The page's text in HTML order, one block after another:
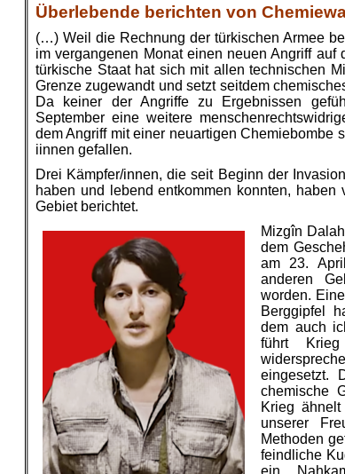
Überlebende berichten von
(…) Weil die Rechnung der türkischen Armee
im vergangenen Monat einen neuen Angriff
türkische Staat hat sich mit allen technischen
Grenze zugewandt und setzt seitdem
Da keiner der Angriffe zu Ergebnissen
September eine weitere
dem Angriff mit einer neuartigen Chemiebombe
iinnen gefallen.
Drei Kämpfer/innen, die seit Beginn der
haben und lebend entkommen konnten,
Gebiet berichtet.
Mizgîn
dem
am 23.
anderen
worden.
Berggipfel
dem auch
führt
eingesetzt.
chemische
Krieg
unserer
Methoden
feindliche
ein